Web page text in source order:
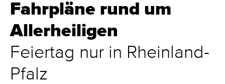
Fahrpläne rund um
Allerheiligen
Feiertag nur in Rheinland-
Pfalz